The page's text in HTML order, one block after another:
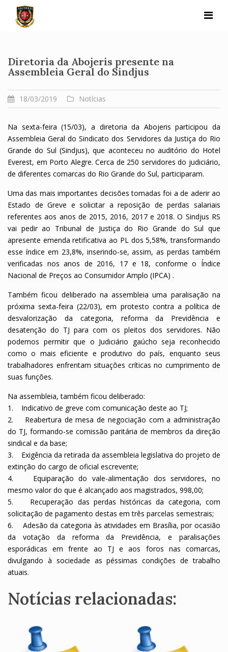
content
Diretoria da Abojeris presente na
Assembleia Geral do Sindjus
18/03/2019 Notícias
Na sexta-feira (15/03), a diretoria da Abojeris participou da
Assembleia Geral do Sindicato dos Servidores da Justiça do Rio
Grande do Sul (Sindjus), que aconteceu no auditório do Hotel
Everest, em Porto Alegre. Cerca de 250 servidores do judiciário,
de diferentes comarcas do Rio Grande do Sul, participaram.
Uma das mais importantes decisões tomadas foi a de aderir ao
Estado de Greve e solicitar a reposição de perdas salariais
referentes aos anos de 2015, 2016, 2017 e 2018. O Sindjus RS
vai pedir ao Tribunal de Justiça do Rio Grande do Sul que
apresente emenda retificativa ao PL dos 5,58%, transformando
esse índice em 23,8%, inserindo-se, assim, as perdas também
verificadas nos anos de 2016, 17 e 18, conforme o Índice
Nacional de Preços ao Consumidor Amplo (IPCA) .
Também ficou deliberado na assembleia uma paralisação na
próxima sexta-feira (22/03), em protesto contra a política de
desvalorização da categoria, reforma da Previdência e
desatenção do TJ para com os pleitos dos servidores. Não
podemos permitir que o Judiciário gaúcho seja reconhecido
como o mais eficiente e produtivo do país, enquanto seus
trabalhadores enfrentam situações críticas no cumprimento de
suas funções.
Na assembleia, também ficou deliberado:
1. Indicativo de greve com comunicação deste ao TJ;
2. Reabertura de mesa de negociação com a administração
do TJ, formando-se comissão paritária de membros da direção
sindical e da base;
3. Exigência da retirada da assembleia legislativa do projeto de
extinção do cargo de oficial escrevente;
4. Equiparação do vale-alimentação dos servidores, no
mesmo valor do que é alcançado aos magistrados, 998,00;
5. Recuperação das perdas históricas da categoria, com
solicitação de pagamento destas em três parcelas semestrais;
6. Adesão da categoria às atividades em Brasília, por ocasião
da votação da reforma da Previdência, e paralisações
esporádicas em frente ao TJ e aos foros nas comarcas,
divulgando à sociedade as péssimas condições de trabalho
atuais.
Notícias relacionadas: